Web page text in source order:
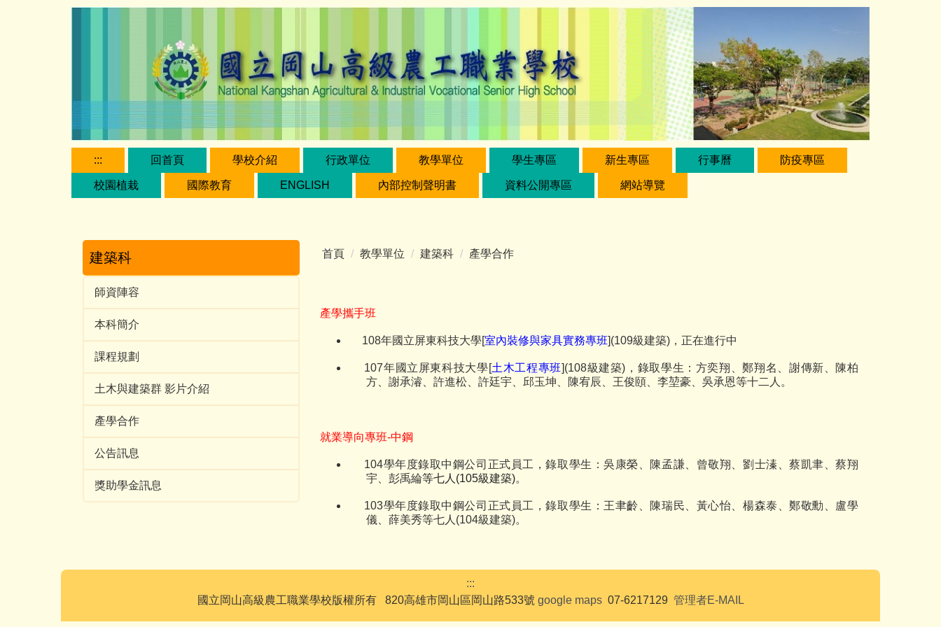
::: 回首頁 學校介紹 行政單位 教學單位 學生專區 新生專區 行事曆 防疫專區
校園植栽 國際教育 ENGLISH 內部控制聲明書 資料公開專區 網站導覽
建築科
師資陣容
本科簡介
課程規劃
土木與建築群 影片介紹
產學合作
公告訊息
獎助學金訊息
首頁 教學單位 建築科 產學合作
產學攜手班
108年國立屏東科技大學[室內裝修與家具實務專班](109級建築) ，正在進行中
107年國立屏東科技大學 [土木工程專班](108級建築) ，錄取學生：方奕翔、鄭翔名、謝傳新、陳柏
方、謝承濬、許進松、許廷宇、邱玉坤、陳宥辰、王俊頤、李堃豪、吳承恩等十二人。
就業導向專班-中鋼
104學年度錄取中鋼公司正式員工，錄取學生：吳康榮、陳孟謙、曾敬翔、劉士溱、蔡凱聿、蔡翔
宇、彭禹綸等七人 (105級建築)。
103學年度錄取中鋼公司正式員工，錄取學生：王聿齡、陳瑞民、黃心怡、楊森泰、鄭敬勳、盧學
儀、薛美秀等七人 (104級建築)。
:::
國立岡山高級農工職業學校版權所有 820高雄市岡山區岡山路533號 google maps07-6217129 管理者E-MAIL